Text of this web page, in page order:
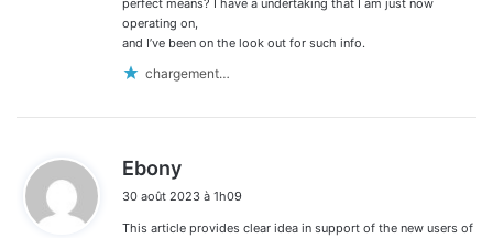
perfect means? I have a undertaking that I am just now
operating on,
and I’ve been on the look out for such info.
chargement…
Ebony
t
30 août 2023 à 1h09
This article provides clear idea in support of the new users of